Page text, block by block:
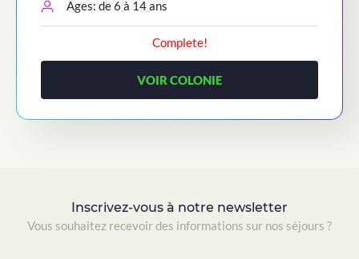
Ages: de 6 à 14 ans
Complete!
VOIR COLONIE
Inscrivez-vous à notre newsletter
Vous souhaitez recevoir des informations sur nos séjours ?